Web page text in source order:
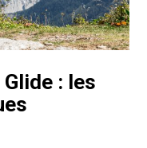
: les